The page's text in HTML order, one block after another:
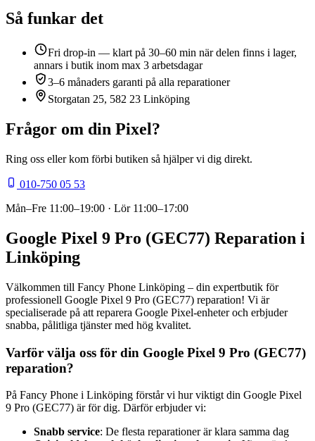
Så funkar det
Fri drop-in — klart på 30–60 min när delen finns i lager,
annars i butik inom max 3 arbetsdagar
3–6 månaders garanti på alla reparationer
Storgatan 25, 582 23 Linköping
Frågor om din Pixel?
Ring oss eller kom förbi butiken så hjälper vi dig direkt.
010-750 05 53
Mån–Fre 11:00–19:00 · Lör 11:00–17:00
Google Pixel 9 Pro (GEC77) Reparation i
Linköping
Välkommen till Fancy Phone Linköping – din expertbutik för
professionell Google Pixel 9 Pro (GEC77) reparation! Vi är
specialiserade på att reparera Google Pixel-enheter och erbjuder
snabba, pålitliga tjänster med hög kvalitet.
Varför välja oss för din Google Pixel 9 Pro (GEC77)
reparation?
På Fancy Phone i Linköping förstår vi hur viktigt din Google Pixel
9 Pro (GEC77) är för dig. Därför erbjuder vi:
Snabb service: De flesta reparationer är klara samma dag